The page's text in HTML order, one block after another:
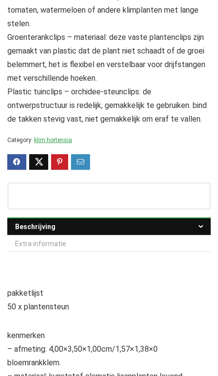
tomaten, watermeloen of andere klimplanten met lange
stelen.
Groenterankclips – materiaal: deze vaste plantenclips zijn
gemaakt van plastic dat de plant niet schaadt of de groei
belemmert, het is flexibel en verstelbaar voor drijfstangen
met verschillende hoeken.
Plastic tuinclips – orchidee-steunclips: de
ontwerpstructuur is redelijk, gemakkelijk te gebruiken. bind
de takken stevig vast, niet gemakkelijk om eraf te vallen.
Category: klim hortensia
Beschrijving
Extra informatie
pakketlijst
50 x plantensteun
kenmerken
– afmeting: 4,00×3,50×1,00cm/1,57×1,38×0
bloemrankklem.